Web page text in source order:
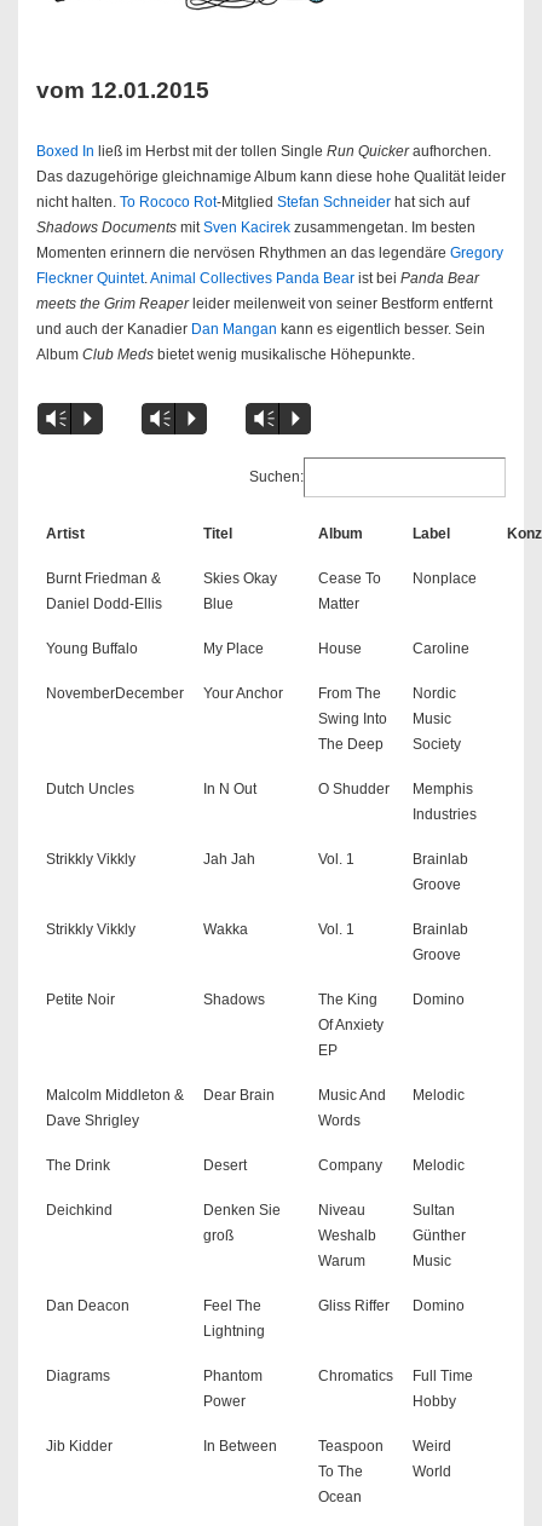
vom 12.01.2015
Boxed In ließ im Herbst mit der tollen Single Run Quickeraufhorchen.
Das dazugehörige gleichnamige Album kann diese hohe Qualität leider
nicht halten. To Rococo Rot-Mitglied Stefan Schneider hat sich auf
Shadows Documents mit Sven Kacirek zusammengetan. Im besten
Momenten erinnern die nervösen Rhythmen an das legendäre Gregory
Fleckner Quintet. Animal Collectives Panda Bear ist bei Panda Bear
meets the Grim Reaperleider meilenweit von seiner Bestform entfernt
und auch der Kanadier Dan Mangan kann es eigentlich besser. Sein
Album Club Meds bietet wenig musikalische Höhepunkte.
Vm P Vm P Vm P
Suchen:
Artist Titel Album Label
Burnt Friedman &
Daniel Dodd-Ellis
Skies Okay
Blue
Cease To
Matter
Nonplace
Young Buffalo My Place House Caroline
NovemberDecember Your Anchor
From The
Swing Into
The Deep
Nordic
Music
Society
Dutch Uncles In N Out O Shudder
Memphis
Industries
Strikkly Vikkly Jah Jah Vol. 1
Brainlab
Groove
Strikkly Vikkly Wakka Vol. 1
Brainlab
Groove
Petite Noir Shadows
The King
Of Anxiety
EP
Domino
Malcolm Middleton &
Dave Shrigley
Dear Brain
Music And
Words
Melodic
The Drink Desert Company Melodic
Deichkind
Denken Sie
groß
Niveau
Weshalb
Warum
Sultan
Günther
Music
Dan Deacon
Feel The
Lightning
Gliss Riffer Domino
Diagrams
Phantom
Power
Chromatics
Full Time
Hobby
Jib Kidder In Between
Teaspoon
To The
Ocean
Weird
World